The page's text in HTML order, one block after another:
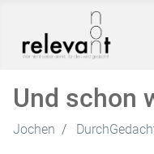
Und schon
Jochen